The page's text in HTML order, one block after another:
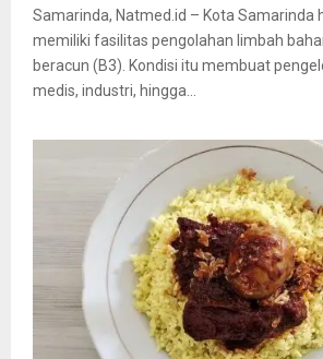
Samarinda, Natmed.id – Kota Samarinda
memiliki fasilitas pengolahan limbah
beracun (B3). Kondisi itu membuat
medis, industri, hingga...